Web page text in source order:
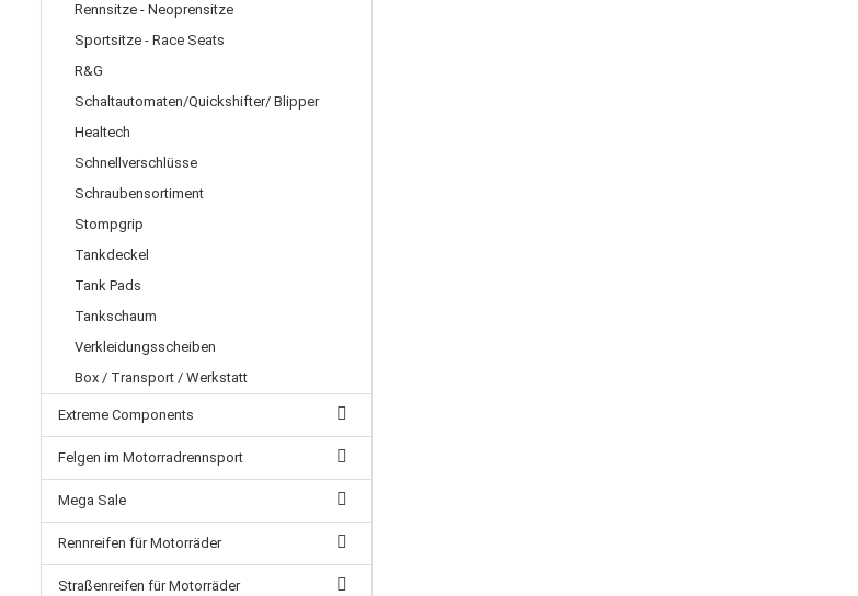
Rennsitze - Neoprensitze
Sportsitze - Race Seats
R&G
Schaltautomaten/Quickshifter/ Blipper
Healtech
Schnellverschlüsse
Schraubensortiment
Stompgrip
Tankdeckel
Tank Pads
Tankschaum
Verkleidungsscheiben
Box / Transport / Werkstatt
Extreme Components
Felgen im Motorradrennsport
Mega Sale
Rennreifen für Motorräder
Straßenreifen für Motorräder